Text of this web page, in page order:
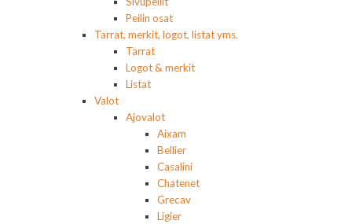
Peilin osat
Tarrat, merkit, logot, listat yms.
Tarrat
Logot & merkit
Listat
Valot
Ajovalot
Aixam
Bellier
Casalini
Chatenet
Grecav
Ligier